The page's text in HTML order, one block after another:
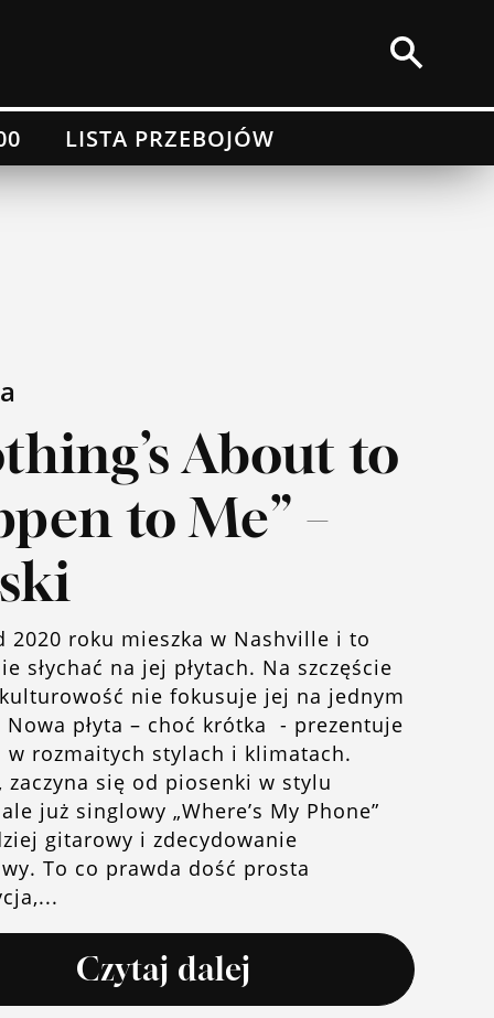
About to
to Me” –
2020 roku mieszka w Nashville i to
słychać na jej płytach. Na szczęście
nie fokusuje jej na jednym
Nowa płyta – choć krótka - prezentuje
w rozmaitych stylach i klimatach.
zaczyna się od piosenki w stylu
już singlowy „Where’s My Phone”
gitarowy i zdecydowanie
To co prawda dość prosta
Czytaj dalej
LISTA PRZEBOJÓW